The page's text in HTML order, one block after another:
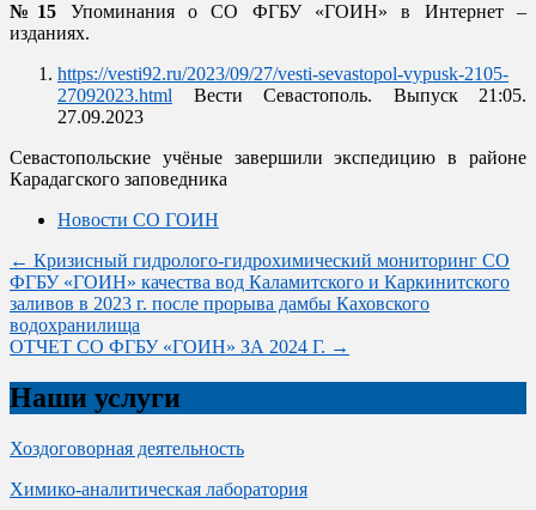
№15 Упоминания о СО ФГБУ «ГОИН» в Интернет –
изданиях.
https://vesti92.ru/2023/09/27/vesti-sevastopol-vypusk-2105-
27092023.html Вести Севастополь. Выпуск 21:05.
27.09.2023
Севастопольские учёные завершили экспедицию в районе
Карадагского заповедника
Новости СО ГОИН
Post
navigation
← Кризисный гидролого-гидрохимический мониторинг СО
ФГБУ «ГОИН» качества вод Каламитского и Каркинитского
заливов в 2023 г. после прорыва дамбы Каховского
водохранилища
ОТЧЕТ СО ФГБУ «ГОИН» ЗА 2024 Г. →
Наши услуги
Хоздоговорная деятельность
Химико-аналитическая лаборатория